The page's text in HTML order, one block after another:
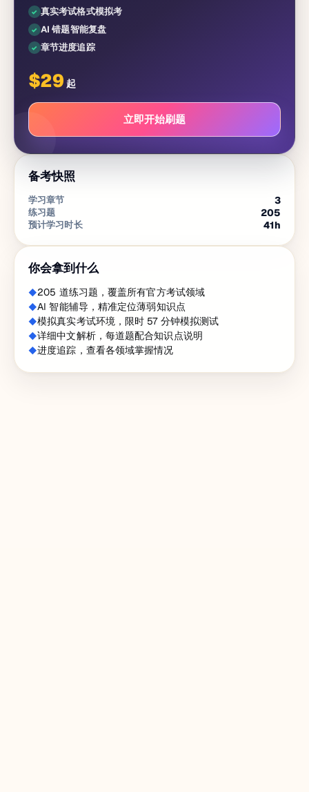
真实考试格式模拟考
AI 错题智能复盘
章节进度追踪
$29 起
立即开始刷题
备考快照
学习章节 3
练习题 205
预计学习时长 41h
你会拿到什么
205 道练习题，覆盖所有官方考试领域
AI 智能辅导，精准定位薄弱知识点
模拟真实考试环境，限时 57 分钟模拟测试
详细中文解析，每道题配合知识点说明
进度追踪，查看各领域掌握情况